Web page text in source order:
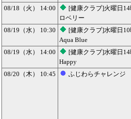
08/18（火） 14:00
[健康クラブ]火曜日
ロベリー
08/19（水） 10:30
[健康クラブ]水曜日
Aqua Blue
08/19（水） 14:00
[健康クラブ]水曜日
Happy
08/20（木） 10:45 ふじわらチャレンジ